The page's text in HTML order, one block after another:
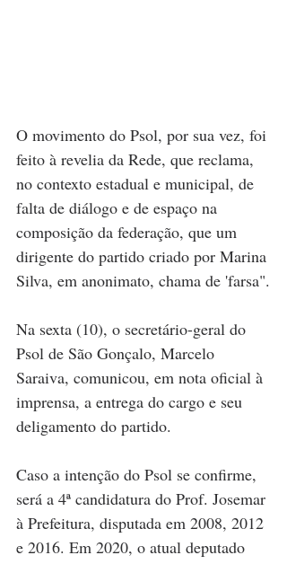
O movimento do Psol, por sua vez, foi
feito à revelia da Rede, que reclama,
no contexto estadual e municipal, de
falta de diálogo e de espaço na
composição da federação, que um
dirigente do partido criado por Marina
Silva, em anonimato, chama de 'farsa".
Na sexta (10), o secretário-geral do
Psol de São Gonçalo, Marcelo
Saraiva, comunicou, em nota oficial à
imprensa, a entrega do cargo e seu
deligamento do partido.
Caso a intenção do Psol se confirme,
será a 4ª candidatura do Prof. Josemar
à Prefeitura, disputada em 2008, 2012
e 2016. Em 2020, o atual deputado